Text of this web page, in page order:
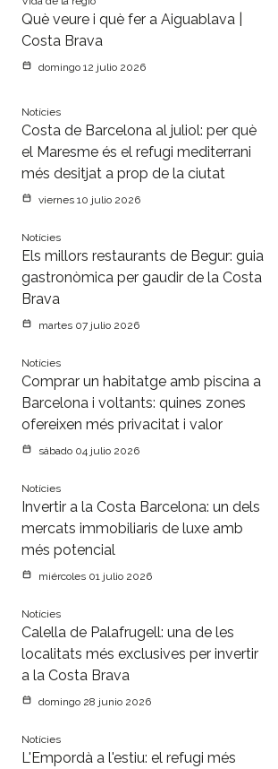
Què veure i què fer a Aiguablava |
Costa Brava
domingo 12 julio 2026
Notícies
Costa de Barcelona al juliol: per què
el Maresme és el refugi mediterrani
més desitjat a prop de la ciutat
viernes 10 julio 2026
Notícies
Els millors restaurants de Begur: guia
gastronòmica per gaudir de la Costa
Brava
martes 07 julio 2026
Notícies
Comprar un habitatge amb piscina a
Barcelona i voltants: quines zones
ofereixen més privacitat i valor
sábado 04 julio 2026
Notícies
Invertir a la Costa Barcelona: un dels
mercats immobiliaris de luxe amb
més potencial
miércoles 01 julio 2026
Notícies
Calella de Palafrugell: una de les
localitats més exclusives per invertir
a la Costa Brava
domingo 28 junio 2026
Notícies
L'Empordà a l'estiu: el refugi més